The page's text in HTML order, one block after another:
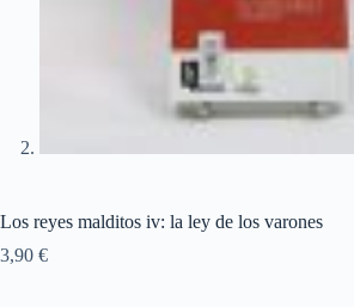
Los reyes malditos iv: la ley de los varones
3,90 €